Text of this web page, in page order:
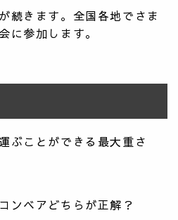
続きます。全国各地でさま
に参加します。
ぶことができる最大重さ
ンベアどちらが正解？